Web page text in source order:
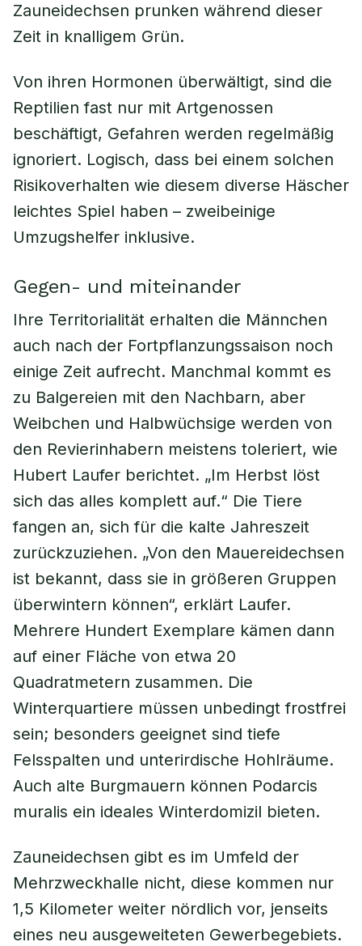
Zauneidechsen prunken während dieser
Zeit in knalligem Grün.
Von ihren Hormonen überwältigt, sind die
Reptilien fast nur mit Artgenossen
beschäftigt, Gefahren werden regelmäßig
ignoriert. Logisch, dass bei einem solchen
Risikoverhalten wie diesem diverse Häscher
leichtes Spiel haben – zweibeinige
Umzugshelfer inklusive.
Gegen- und miteinander
Ihre Territorialität erhalten die Männchen
auch nach der Fortpflanzungssaison noch
einige Zeit aufrecht. Manchmal kommt es
zu Balgereien mit den Nachbarn, aber
Weibchen und Halbwüchsige werden von
den Revierinhabern meistens toleriert, wie
Hubert Laufer berichtet. „Im Herbst löst
sich das alles komplett auf.“ Die Tiere
fangen an, sich für die kalte Jahreszeit
zurückzuziehen. „Von den Mauereidechsen
ist bekannt, dass sie in größeren Gruppen
überwintern können“, erklärt Laufer.
Mehrere Hundert Exemplare kämen dann
auf einer Fläche von etwa 20
Quadratmetern zusammen. Die
Winterquartiere müssen unbedingt frostfrei
sein; besonders geeignet sind tiefe
Felsspalten und unterirdische Hohlräume.
Auch alte Burgmauern können Podarcis
muralis ein ideales Winterdomizil bieten.
Zauneidechsen gibt es im Umfeld der
Mehrzweckhalle nicht, diese kommen nur
1,5 Kilometer weiter nördlich vor, jenseits
eines neu ausgeweiteten Gewerbegebiets.